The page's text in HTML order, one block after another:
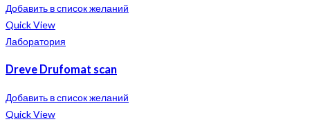
Добавить в список желаний
Quick View
Лаборатория
Dreve Drufomat scan
Добавить в список желаний
Quick View